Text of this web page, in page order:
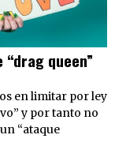
queen”
en limitar por ley
y por tanto no
“ataque